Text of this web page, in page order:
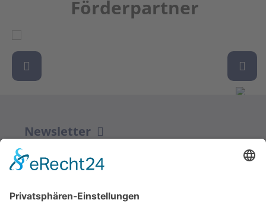
Förderpartner
Newsletter
ZUR ANMELDUNG